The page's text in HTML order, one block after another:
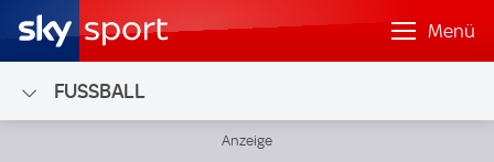
Menü
FUSSBALL